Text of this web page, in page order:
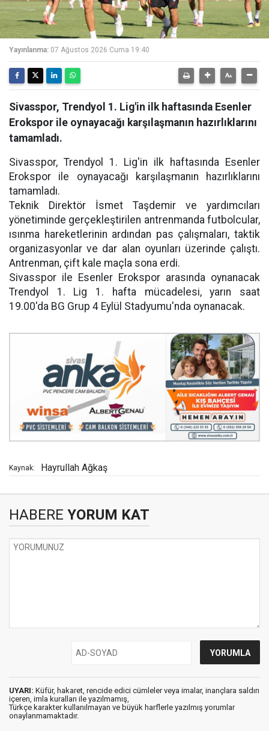
Yayınlanma: 07 Ağustos 2026 Cuma 19:40
Sivasspor, Trendyol 1. Lig'in ilk haftasında Esenler
Erokspor ile oynayacağı karşılaşmanın hazırlıklarını
tamamladı.
Sivasspor, Trendyol 1. Lig'in ilk haftasında Esenler
Erokspor ile oynayacağı karşılaşmanın hazırlıklarını
tamamladı.
Teknik Direktör İsmet Taşdemir ve yardımcıları
yönetiminde gerçekleştirilen antrenmanda futbolcular,
ısınma hareketlerinin ardından pas çalışmaları, taktik
organizasyonlar ve dar alan oyunları üzerinde çalıştı.
Antrenman, çift kale maçla sona erdi.
Sivasspor ile Esenler Erokspor arasında oynanacak
Trendyol 1. Lig 1. hafta mücadelesi, yarın saat
19.00'da BG Grup 4 Eylül Stadyumu'nda oynanacak.
Kaynak: Hayrullah Ağkaş
HABERE YORUM KAT
UYARI: Küfür, hakaret, rencide edici cümleler veya imalar, inançlara saldırı
içeren, imla kuralları ile yazılmamış,
Türkçe karakter kullanılmayan ve büyük harflerle yazılmış yorumlar
onaylanmamaktadır.